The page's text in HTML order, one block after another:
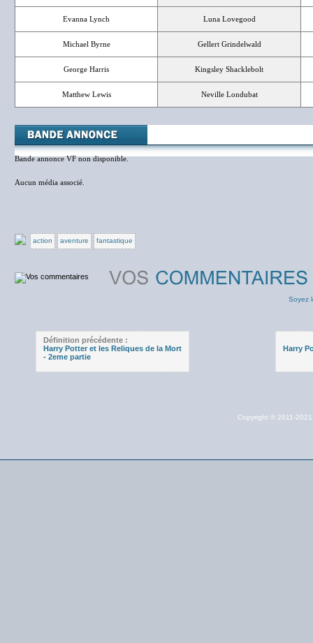
Evanna Lynch Luna Lovegood
Michael Byrne Gellert Grindelwald
George Harris Kingsley Shacklebolt
Matthew Lewis Neville Londubat
Bande annonce VF non disponible.
Aucun média associé.
action aventure fantastique
Soyez
Définition précédente :
Harry Potter et les Reliques de la Mort
- 2eme partie
Harry
Copyright © 2011-